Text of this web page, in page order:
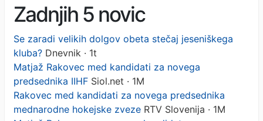
Zadnjih 5 novic
Se zaradi velikih dolgov obeta stečaj jeseniškega
kluba? Dnevnik · 1t
Matjaž Rakovec med kandidati za novega
predsednika IIHF Siol.net · 1M
Rakovec med kandidati za novega predsednika
mednarodne hokejske zveze RTV Slovenija · 1M